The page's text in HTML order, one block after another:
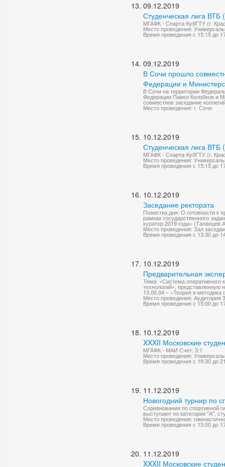
09.12.2019
Студенческая лига ВТБ
МГАФК - Спарта-КубГТУ (г.
Место проведения:
Время проведения с 15:15 до
09.12.2019
В Сочи прошло
Федерации и
В Сочи на территории
Федерации Павел Колобков и
совместное заседание
Место проведения: г. Сочи
10.12.2019
Студенческая лига ВТБ
МГАФК - Спарта-КубГТУ (г.
Место проведения:
Время проведения с 15:15 до
10.12.2019
Заседание ректората
Повестка дня: О готовности к
рамках государственного
куратор 2019 года» (Таланцев
Место проведения: Зал
Время проведения с 13:30 до
10.12.2019
Предварительная
Тема: «Система оперативного
технологий», представленную
13.00.04 – «Теория и методика
Место проведения: Аудитория
Время проведения с 15:00 до
10.12.2019
XXXII Московские
МГАФК - МАИ Счет: 3:1
Место проведения:
Время проведения с 19:30 до
11.12.2019
Новогодний турнир по
Соревнования по спортивной
выступают по категории "А",
Место проведения:
Время проведения с 15:00 до
11.12.2019
XXXII Московские